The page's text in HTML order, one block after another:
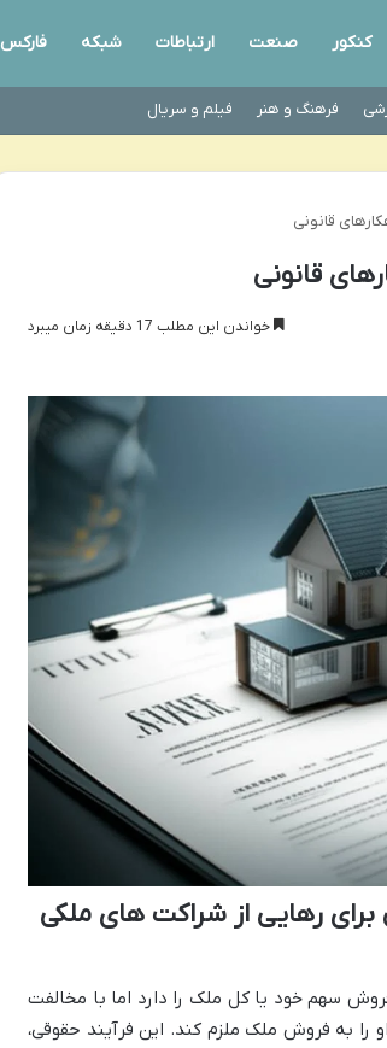
کنکور صنعت ارتباطات شبکه فارکس
فرهنگ و هنر فیلم و سریال
قانونی
قانونی
خواندن این مطلب 17 دقیقه زمان میبرد
رهایی از شراکت های ملکی
سهم خود یا کل ملک را دارد اما با مخالفت
را به فروش ملک ملزم کند. این فرآیند حقوقی،